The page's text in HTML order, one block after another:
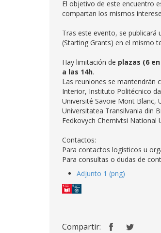
El objetivo de este encuentro
compartan los mismos
Tras este evento, se publicará
(Starting Grants) en el mismo
Hay limitación de plazas (6
a las 14h.
Las reuniones se mantendrán
Interior, Instituto Politécnico
Université Savoie Mont Blanc,
Universitatea Transilvania din
Fedkovych Chernivtsi National
Contactos:
Para contactos logísticos u
Para consultas o dudas de
Adjunto 1 (png)
Compartir: